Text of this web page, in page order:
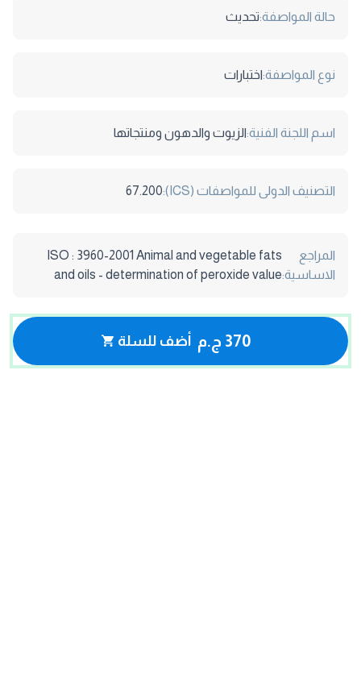
حالة المواصفة:تحديث
نوع المواصفة:اختبارات
اسم اللجنة الفنية:الزيوت والدهون ومنتجاتها
التصنيف الدولى للمواصفات (ICS): 67.200
المراجع
الاساسية:
ISO : 3960-2001 Animal and vegetable fats
and oils - determination of peroxide value
370 ج.م أضف للسلة